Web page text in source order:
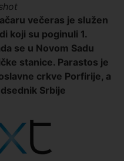
večeras je služen
koji su poginuli 1.
se u Novom Sadu
stanice. Parastos je
crkve Porfirije, a
Srbije